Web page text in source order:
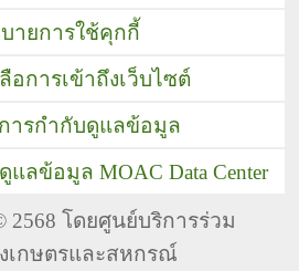
โดยศูนย์บริการร่วม
เกษตรและสหกรณ์
ายการใช้คุกกี้
อการเข้าถึงเว็บไซต์
ารกำกับดูแลข้อมูล
ลข้อมูล MOAC Data Center